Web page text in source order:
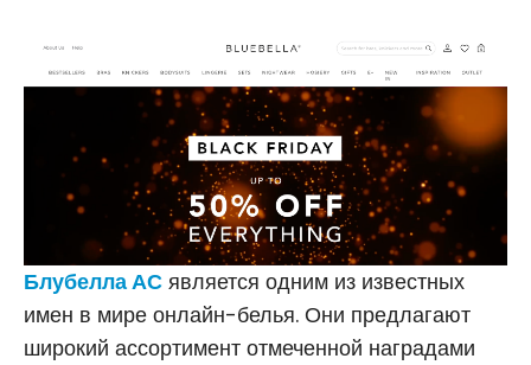
Блубелла АС является одним из известных
имен в мире онлайн-белья. Они предлагают
широкий ассортимент отмеченной наградами